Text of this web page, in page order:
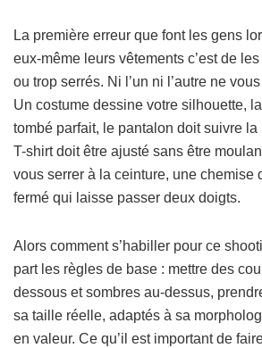
La première erreur que font les gens
eux-même leurs vêtements c’est de
ou trop serrés. Ni l’un ni l’autre ne
Un costume dessine votre silhouette,
tombé parfait, le pantalon doit suivre
T-shirt doit être ajusté sans être
vous serrer à la ceinture, une chemise
fermé qui laisse passer deux doigts.
Alors comment s’habiller pour ce
part les règles de base : mettre des
dessous et sombres au-dessus,
sa taille réelle, adaptés à sa
en valeur. Ce qu’il est important de